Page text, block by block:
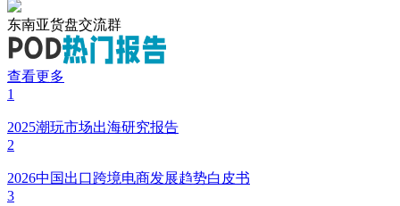
东南亚货盘交流群
查看更多
1
2025潮玩市场出海研究报告
2
2026中国出口跨境电商发展趋势白皮书
3